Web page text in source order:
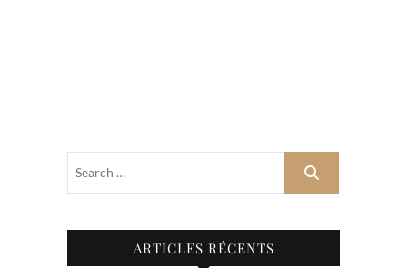
ARTICLES RÉCENTS